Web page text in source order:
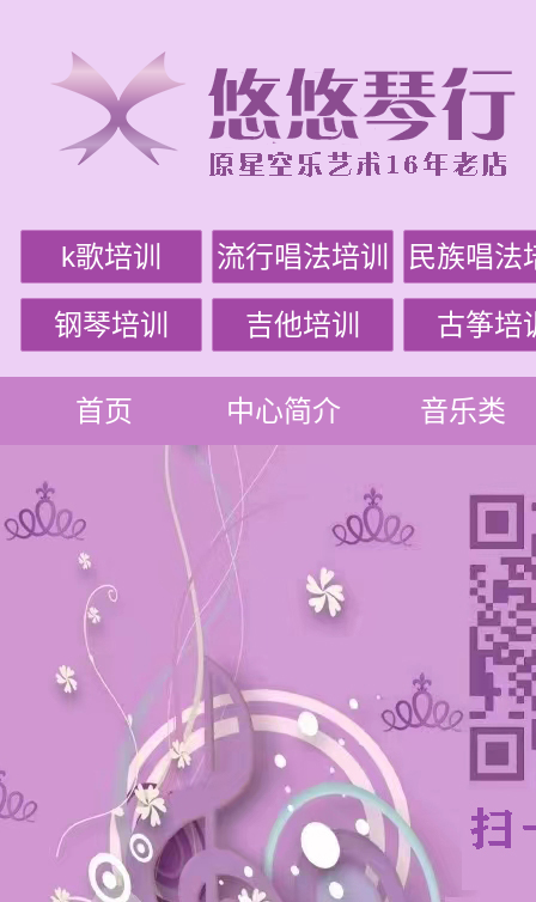
k歌培训 流行唱法培训 民族唱法
钢琴培训 吉他培训 古筝培
首页 中心简介 音乐类